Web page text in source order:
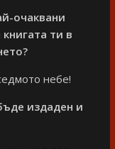
очаквани
ти в
небе!
издаден и